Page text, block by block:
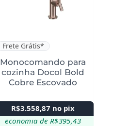
Frete Grátis*
Monocomando para
cozinha Docol Bold
Cobre Escovado
R$3.558,87 no pix
economia de R$395,43